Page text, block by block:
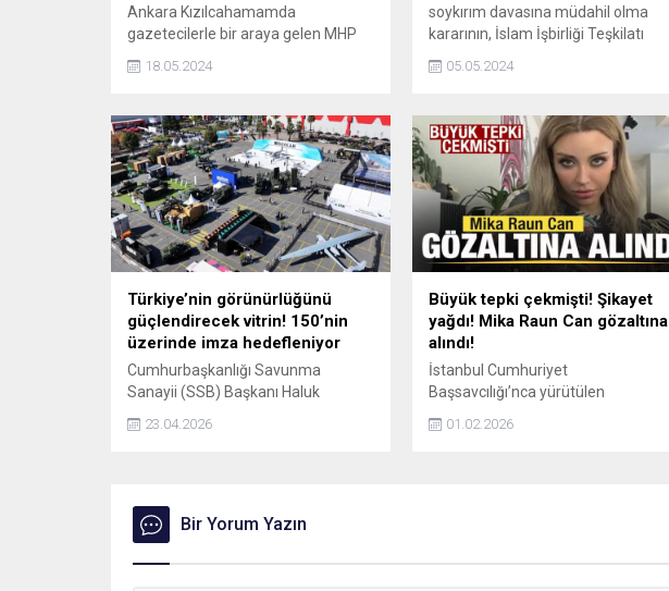
Ankara Kızılcahamamda
gazetecilerle bir araya gelen MHP
Başkanı Özgür Özele övgüler dizdi.
ve konuşkan bir insan olduğunu
belirterek "CHPye yeni bir renk kattı.
Ama bu renk güneşin batışı
sırasındaki yedi renge bürünürse
tehlike ama güneşin renginde
kalırsa, yani köklü bir CHP...
18.05.2024
soykırım davasına müdahil olma
kararının, İslam İşbirliği Teşkilatı
geçmesi, davaya müdahil olmaları
motivasyon oluştuması bekleniyor.
05.05.2024
Türkiye’nin görünürlüğünü
güçlendirecek vitrin! 150’nin
üzerinde imza hedefleniyor
Cumhurbaşkanlığı Savunma
Sanayii (SSB) Başkanı Haluk
bağımsızlığı pekiştiren yerli ve milli
23.04.2026
Büyük tepki çekmişti! Şikayet
yağdı! Mika Raun Can gözaltına
alındı!
İstanbul Cumhuriyet
Başsavcılığı’nca yürütülen
medya fenomeni Mika Raun Can
01.02.2026
Bir Yorum Yazın